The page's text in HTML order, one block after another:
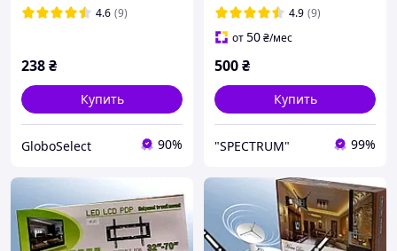
4.6 (9)
238₴
Купить
GloboSelect 90%
для крепления
телевизоров
4.9 (9)
от50₴/мес
500₴
Купить
"SPECTRUM" 99%